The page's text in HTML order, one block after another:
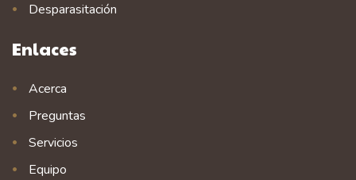
Desparasitación
Enlaces
Acerca
Preguntas
Servicios
Equipo